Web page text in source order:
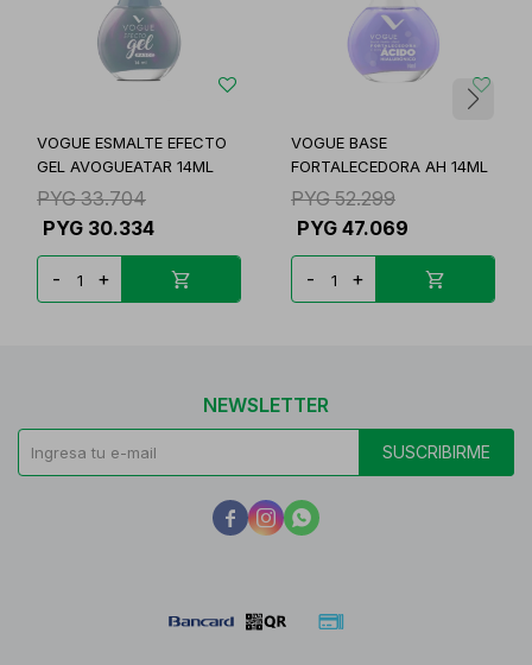
VOGUE ESMALTE EFECTO
GEL AVOGUEATAR 14ML
PYG 33.704
PYG 30.334
- +
VOGUE BASE
FORTALECEDORA AH 14ML
PYG 52.299
PYG 47.069
- +
NEWSLETTER
SUSCRIBIRME
  